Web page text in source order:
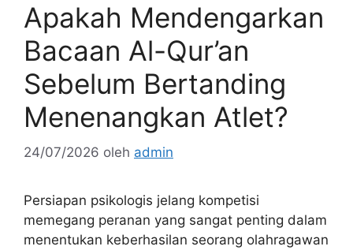
Apakah Mendengarkan
Bacaan Al-Qur’an
Sebelum Bertanding
Menenangkan Atlet?
24/07/2026 oleh admin
Persiapan psikologis jelang kompetisi
memegang peranan yang sangat penting dalam
menentukan keberhasilan seorang olahragawan